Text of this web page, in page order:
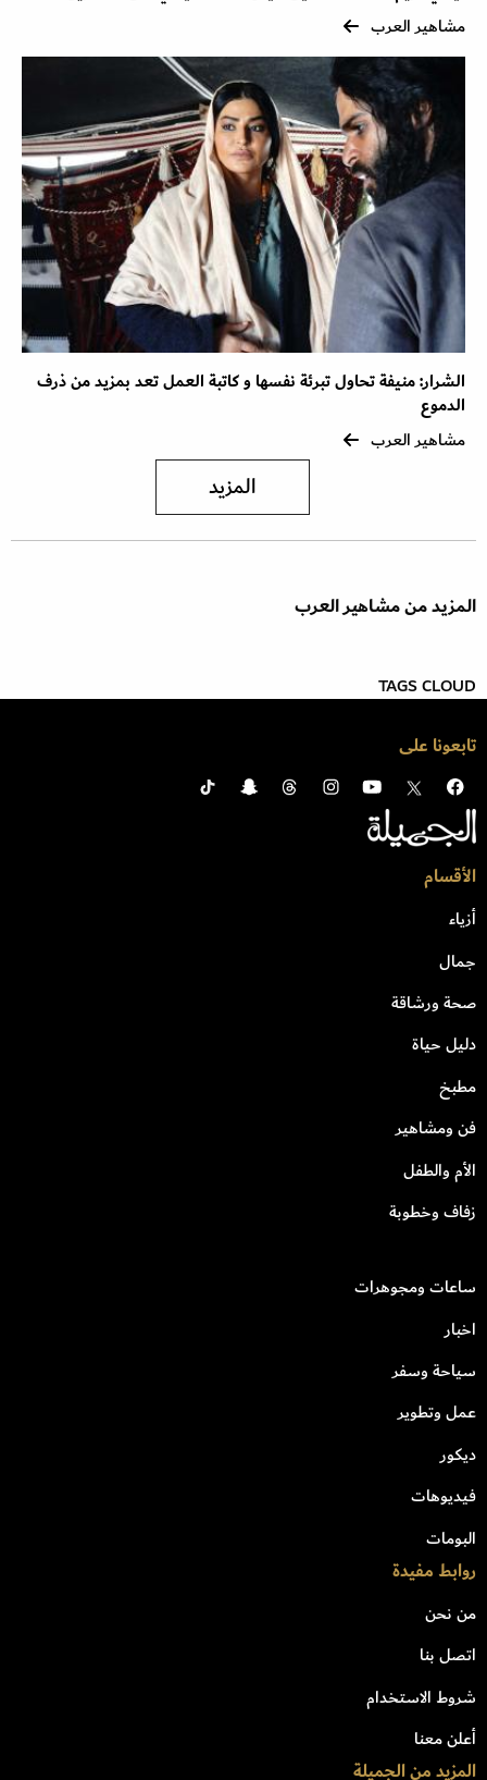
مشاهير العرب
الشرار: منيفة تحاول تبرئة نفسها و كاتبة العمل تعد بمزيد من ذرف
الدموع
مشاهير العرب
المزيد
المزيد من مشاهير العرب
TAGS CLOUD
تابعونا على
الأقسام
أزياء
جمال
صحة ورشاقة
دليل حياة
مطبخ
فن ومشاهير
الأم والطفل
زفاف وخطوبة
ساعات ومجوهرات
اخبار
سياحة وسفر
عمل وتطوير
ديكور
فيديوهات
البومات
روابط مفيدة
من نحن
اتصل بنا
شروط الاستخدام
أعلن معنا
المزيد من الجميلة